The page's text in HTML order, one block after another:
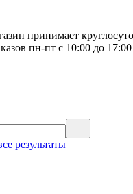
принимает
пн-пт с 10:00 до 17:00
результаты